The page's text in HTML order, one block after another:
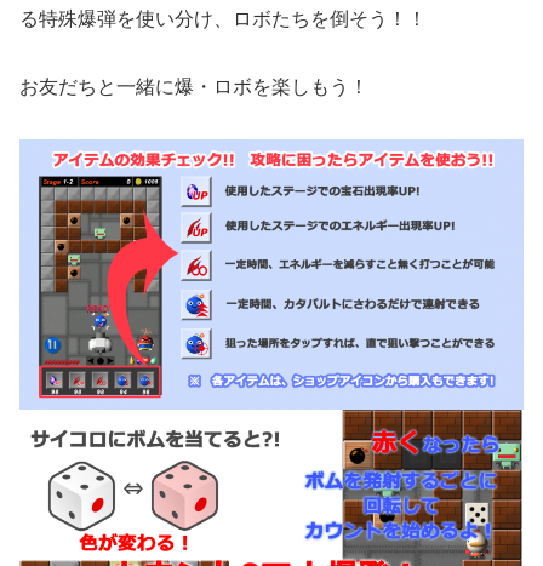
る特殊爆弾を使い分け、ロボたちを倒そう！！
お友だちと一緒に爆・ロボを楽しもう！